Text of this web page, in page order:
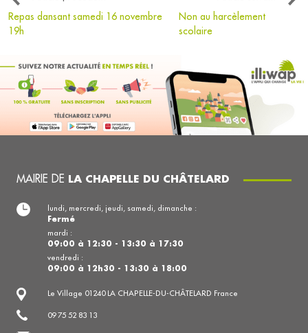
Repas dansant samedi 16 novembre
19h
Non au harcèlement
scolaire
MAIRIE DE LA CHAPELLE DU CHÂTELARD
Le Village 01240 LA CHAPELLE-DU-CHÂTELARD France
09 75 52 83 13
lundi, mercredi, jeudi, samedi, dimanche :
Fermé
mardi :
09:00 à 12:30 - 13:30 à 17:30
vendredi :
09:00 à 12h30 - 13:30 à 18:00